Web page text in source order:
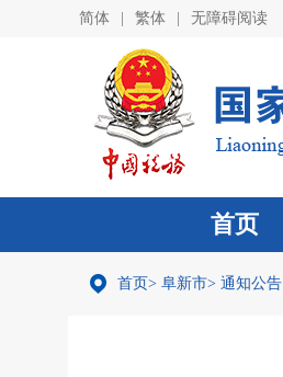
简体 繁体 无障碍阅读
首页
首页> 阜新市> 通知公告